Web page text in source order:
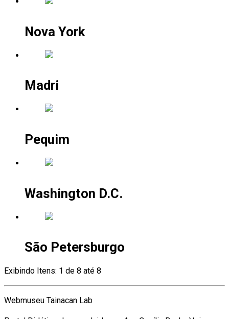
Nova York
Madri
Pequim
Washington D.C.
São Petersburgo
Exibindo Itens: 1 de 8 até 8
Webmuseu Tainacan Lab